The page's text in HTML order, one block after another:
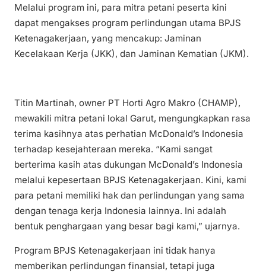
Melalui program ini, para mitra petani peserta kini
dapat mengakses program perlindungan utama BPJS
Ketenagakerjaan, yang mencakup: Jaminan
Kecelakaan Kerja (JKK), dan Jaminan Kematian (JKM).
Titin Martinah, owner PT Horti Agro Makro (CHAMP),
mewakili mitra petani lokal Garut, mengungkapkan rasa
terima kasihnya atas perhatian McDonald’s Indonesia
terhadap kesejahteraan mereka. “Kami sangat
berterima kasih atas dukungan McDonald’s Indonesia
melalui kepesertaan BPJS Ketenagakerjaan. Kini, kami
para petani memiliki hak dan perlindungan yang sama
dengan tenaga kerja Indonesia lainnya. Ini adalah
bentuk penghargaan yang besar bagi kami,” ujarnya.
Program BPJS Ketenagakerjaan ini tidak hanya
memberikan perlindungan finansial, tetapi juga